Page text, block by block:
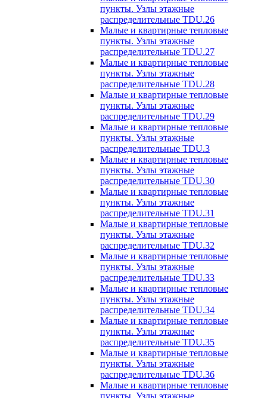
пункты. Узлы этажные
распределительные TDU.26
Малые и квартирные тепловые
пункты. Узлы этажные
распределительные TDU.27
Малые и квартирные тепловые
пункты. Узлы этажные
распределительные TDU.28
Малые и квартирные тепловые
пункты. Узлы этажные
распределительные TDU.29
Малые и квартирные тепловые
пункты. Узлы этажные
распределительные TDU.3
Малые и квартирные тепловые
пункты. Узлы этажные
распределительные TDU.30
Малые и квартирные тепловые
пункты. Узлы этажные
распределительные TDU.31
Малые и квартирные тепловые
пункты. Узлы этажные
распределительные TDU.32
Малые и квартирные тепловые
пункты. Узлы этажные
распределительные TDU.33
Малые и квартирные тепловые
пункты. Узлы этажные
распределительные TDU.34
Малые и квартирные тепловые
пункты. Узлы этажные
распределительные TDU.35
Малые и квартирные тепловые
пункты. Узлы этажные
распределительные TDU.36
Малые и квартирные тепловые
пункты. Узлы этажные